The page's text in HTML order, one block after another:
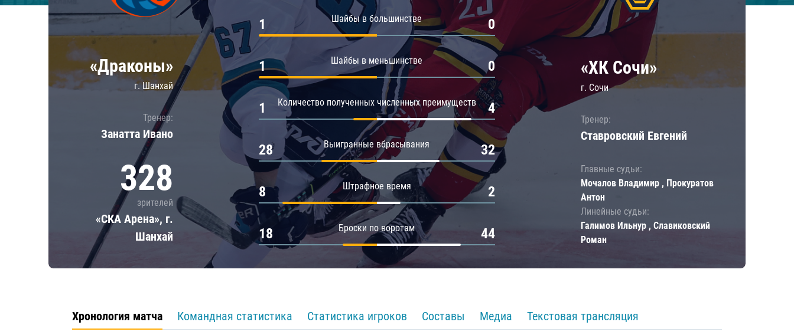
Локомотив
Шанхайские Драконы
Амур
Барыс
Салават Юлаев
«Драконы»
г. Шанхай
Тренер:
Занатта Иванo
328
зрителей
«СКА Арена», г.
Шанхай
Шайбы в большинстве
1 0
Шайбы в меньшинстве
1 0
Количество полученных численных преимуществ
1 4
Выигранные вбрасывания
28 32
Штрафное время
8 2
Броски по воротам
18 44
«ХК Сочи»
г. Сочи
Тренер:
Ставровский Евгений
Главные судьи:
Мочалов Владимир , Прокуратов
Антон
Линейные судьи:
Галимов Ильнур , Славиковский
Роман
Хронология матча Командная статистика Статистика игроков Составы Медиа Текстовая трансляция